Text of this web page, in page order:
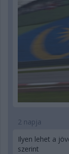
2 napja
Ilyen lehet a
szerint